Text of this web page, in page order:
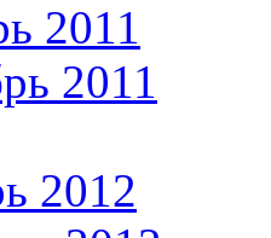
2011
2011
2012